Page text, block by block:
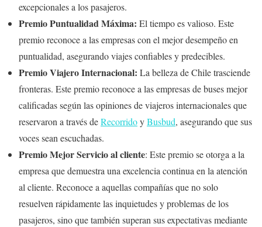
excepcionales a los pasajeros.
Premio Puntualidad Máxima: El tiempo es valioso. Este
premio reconoce a las empresas con el mejor desempeño en
puntualidad, asegurando viajes confiables y predecibles.
Premio Viajero Internacional: La belleza de Chile trasciende
fronteras. Este premio reconoce a las empresas de buses mejor
calificadas según las opiniones de viajeros internacionales que
reservaron a través deRecorridoyBusbud, asegurando que sus
voces sean escuchadas.
PremioMejor Servicio al cliente: Este premio se otorga a la
empresa que demuestra una excelencia continua en la atención
al cliente. Reconoce a aquellas compañías que no solo
resuelven rápidamente las inquietudes y problemas de los
pasajeros, sino que también superan sus expectativas mediante